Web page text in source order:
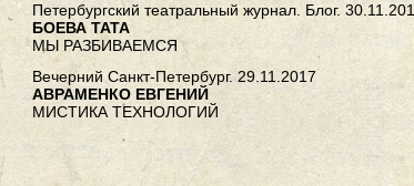
Петербургский театральный журнал. Блог.
БОЕВА ТАТА
МЫ РАЗБИВАЕМСЯ
Вечерний Санкт-Петербург. 29.11.2017
АВРАМЕНКО ЕВГЕНИЙ
МИСТИКА ТЕХНОЛОГИЙ